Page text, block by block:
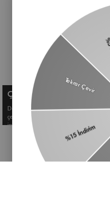
hakkında ilk siz bilgi sahibi olun
Üyelik koşullarını
korunmasını kabul
Çerez Kullanımı
Deneyiminizi geliştirmek ve size
çerezler kullanıyoruz. Detaylı bilgi için
inceleyebilirsiniz.
Muse Oval Baget Çanta Acı